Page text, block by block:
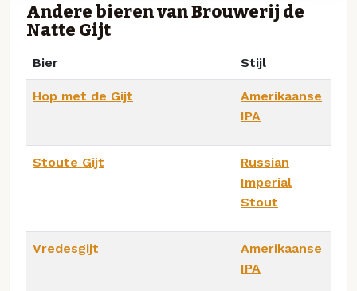
Andere bieren van Brouwerij de
Natte Gijt
Bier Stijl
Hop met de Gijt
Amerikaanse
IPA
Stoute Gijt
Russian
Imperial
Stout
Vredesgijt
Amerikaanse
IPA